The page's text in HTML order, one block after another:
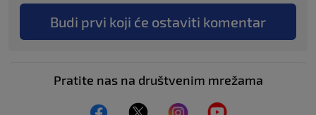
Budi prvi koji će ostaviti komentar
Pratite nas na društvenim mrežama